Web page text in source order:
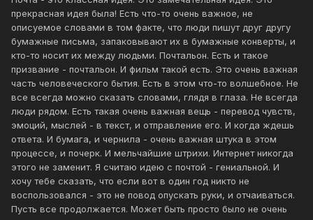
прекрасная идея была! Есть что-то очень важное, не
описуемое словами в том факте, что люди пишут друг другу
бумажные письма, запаковывают их в бумажные конверты, и
кто-то носит их между людьми. Почтальон. Есть и такое
призвание - почтальон. И фильм такой есть. Это очень важная
часть человеческого бытия. Есть в этом что-то волшебное. Не
все всегда можно сказать словами, глядя в глаза. Не всегда
люди рядом. Есть такая очень важная вещь - перевод чувств,
эмоций, мыслей - в текст, и отправление его. И когда ждешь
ответа. И бумага, и чернила - очень важная штука в этом
процессе, и почерк. И мельчайшие штрихи. Интернет никогда
этого не заменит. Я считаю идею с почтой - гениальной. И
хочу тебе сказать, что если вот в один год никто не
воспользовался - это не повод опускать руки, и отчаиваться.
Пусть все продолжается. Может быть просто было не очень